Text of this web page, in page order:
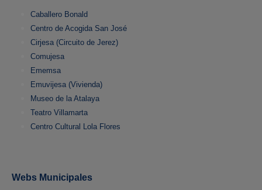
Caballero Bonald
Centro de Acogida San José
Cirjesa (Circuito de Jerez)
Comujesa
Ememsa
Emuvijesa (Vivienda)
Museo de la Atalaya
Teatro Villamarta
Centro Cultural Lola Flores
Webs Municipales